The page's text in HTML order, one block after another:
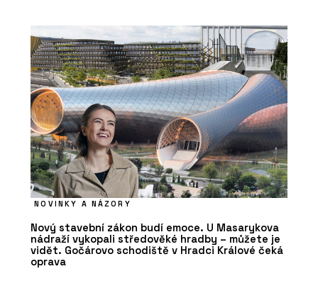
NOVINKY A NÁZORY
Nový stavební zákon budí emoce. U Masarykova
nádraží vykopali středověké hradby – můžete je
vidět. Gočárovo schodiště v Hradci Králové čeká
oprava